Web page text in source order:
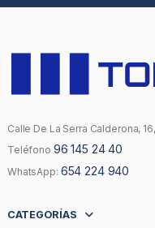
Calle De La Serra Calderona,
Teléfono 96 145 24 40
WhatsApp: 654 224 940
CATEGORÍAS